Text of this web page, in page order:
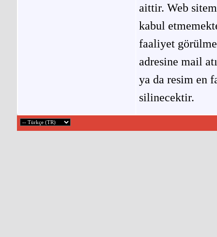
aittir. Web
kabul
faaliyet
adresine mail
ya da resim en
silinecektir.